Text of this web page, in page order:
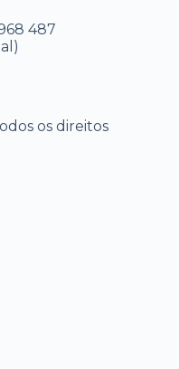
487
os direitos